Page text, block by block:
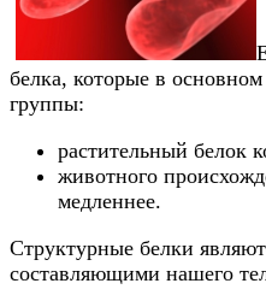
белка, которые в
группы:
растительный белок
животного
медленнее.
Структурные белки
составляющими нашего